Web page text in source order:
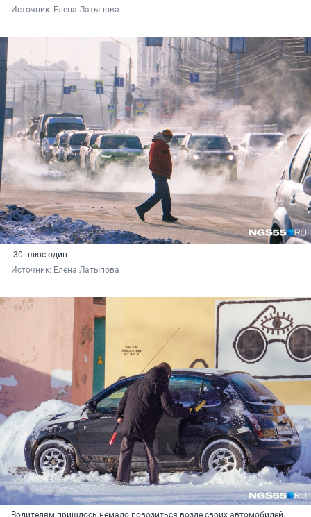
Источник: Елена Латыпова
-30 плюс один
Источник: Елена Латыпова
Водителям пришлось немало повозиться возле своих автомобилей,